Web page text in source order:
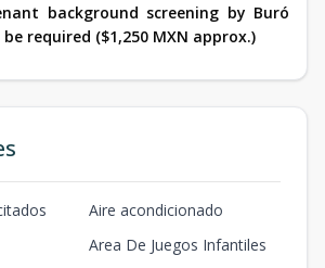
background screening by Buró
required ($1,250 MXN approx.)
Aire acondicionado
Area De Juegos Infantiles